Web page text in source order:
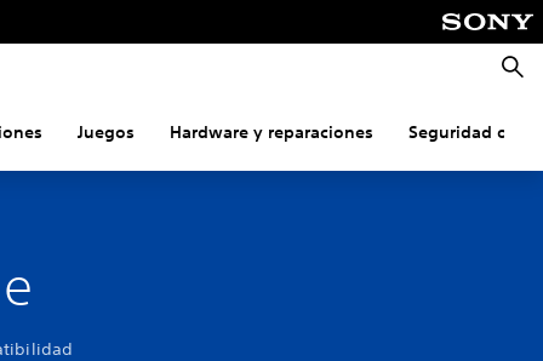
Juegos Hardware y reparaciones Seguridad